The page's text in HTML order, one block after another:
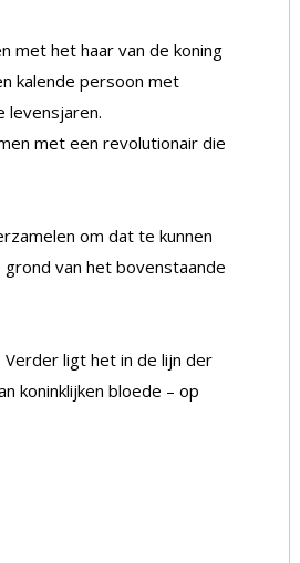
met het haar van de koning
kalende persoon met
levensjaren.
met een revolutionair die
om dat te kunnen
van het bovenstaande
ligt het in de lijn der
koninklijken bloede – op